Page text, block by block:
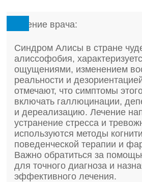
Мнение врача:
Синдром Алисы в стране
алиссофобия,
ощущениями, изменением
реальности и
отмечают, что симптомы
включать галлюцинации,
и дереализацию. Лечение
устранение стресса и
используются методы
поведенческой терапии и
Важно обратиться за
для точного диагноза и
эффективного лечения.